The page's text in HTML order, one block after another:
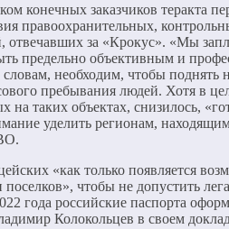
конечных заказчиков теракта
правоохранительных,
отвечавших за «Крокус». «Мы
предельно объективным и
необходим, чтобы поднять
пребывания людей. Хотя в
на таких объектах, снизилось,
уделить регионам,
«как только появляется
чтобы не допустить
года российские паспорта
Колокольцев в своем